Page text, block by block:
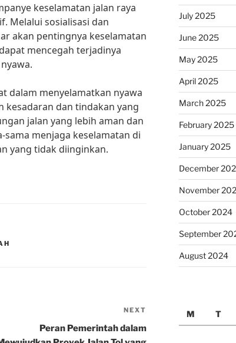
keselamatan jalan raya
Melalui sosialisasi dan
akan pentingnya keselamatan
mencegah terjadinya
dalam menyelamatkan nyawa
kesadaran dan tindakan yang
jalan yang lebih aman dan
menjaga keselamatan di
yang tidak diinginkan.
Post
NEXT
Peran Pemerintah dalam
July 2025
June 2025
May 2025
April 2025
March 2025
February 2025
January 2025
December
November
October 2024
September
August 2024
M
T